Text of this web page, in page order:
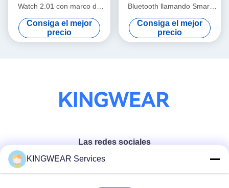
Watch 2.01 con marco de
metal PVD y batería de
300mAh
Consiga el mejor
precio
Bluetooth llamando Smart
Watch con pantalla redonda
grande
Consiga el mejor
precio
Las redes sociales
KINGWEAR Services